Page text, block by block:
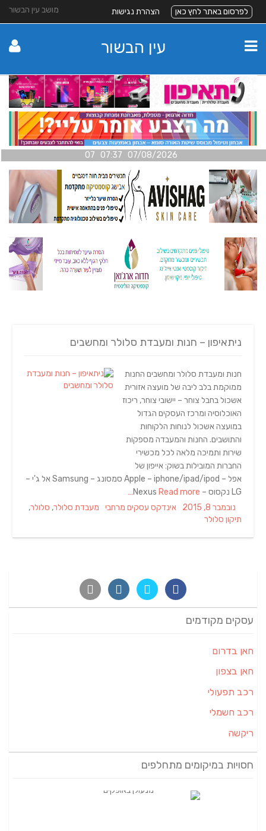
מושב עין הבשור לפרסום באתר לחץ כאן הצהרת נגישות
עין הבשור
07/08/2026 07:37 07
ניתאיפון – חנות ומעבדת סלולר ומחשבים
חנות ומעבדת סלולר ומחשבים החנות
ממוקמת בלב ליבה של מועצה אזורית
אשכול בחבל צוחר – יישובי צוחר, ריכוז
האוכלוסיה ומרכז העסקים הגדול
במועצה אשכול לנוחות הלקוחות
והתושבים. החנות והמעבדה מספקות
שירות ותמיכה מלאה לכל מכשירי
החברות המובילות בשוק: אייפון של
אפל – Apple – iphone/ipad/ipod סמסונג – Samsung אל ג'י –
LG נקסוס – Nexus
Read more…
Posted
on
נובמבר 8, 2015 Categories
אינדקס עסקים מרחבי Tags
מעבדת סלולר, סלולר,
תיקון סלולר
עסקים מקודמים
חאן בדרום
חאן בצפון
רכב תפעולי
רכב חשמלי
ריקשה
חסויות במיקומים מתחלפים